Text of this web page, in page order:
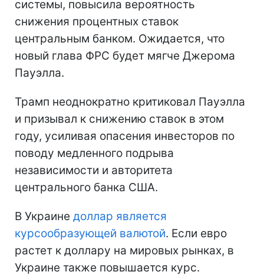
системы, повысила вероятность
снижения процентных ставок
центральным банком. Ожидается, что
новый глава ФРС будет мягче Джерома
Пауэлла.
Трамп неоднократно критиковал Пауэлла
и призывал к снижению ставок в этом
году, усиливая опасения инвесторов по
поводу медленного подрыва
независимости и авторитета
центрального банка США.
В Украине доллар является
курсообразующей валютой. Если евро
растет к доллару на мировых рынках, в
Украине также повышается курс.